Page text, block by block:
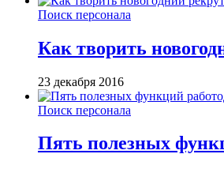
Поиск персонала
Как творить
23 декабря 2016
Поиск персонала
Пять полезных